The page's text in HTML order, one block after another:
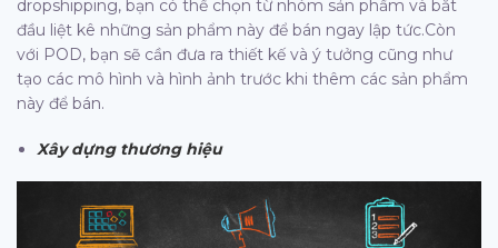
dropshipping, bạn có thể chọn từ nhóm sản phẩm và bắt
đầu liệt kê những sản phẩm này để bán ngay lập tức.Còn
với POD, bạn sẽ cần đưa ra thiết kế và ý tưởng cũng như
tạo các mô hình và hình ảnh trước khi thêm các sản phẩm
này để bán.
Xây dựng thương hiệu